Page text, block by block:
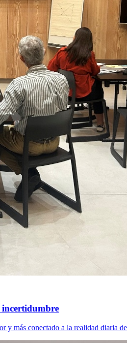
incertidumbre
y más conectado a la realidad diaria